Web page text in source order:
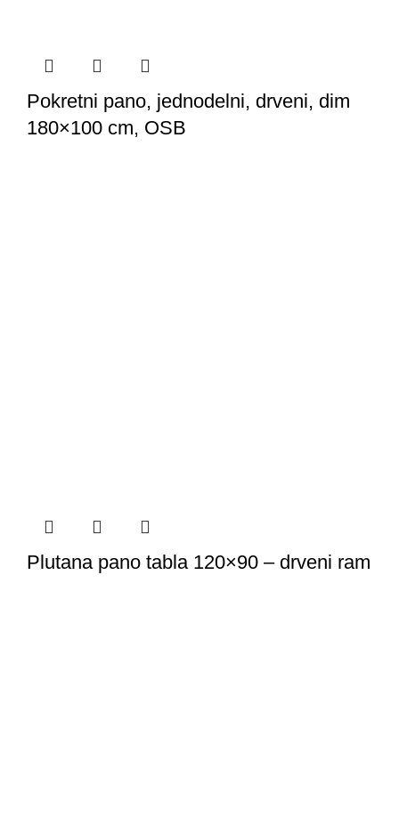
Pokretni pano, jednodelni, drveni, dim
180×100 cm, OSB
Plutana pano tabla 120×90 – drveni ram